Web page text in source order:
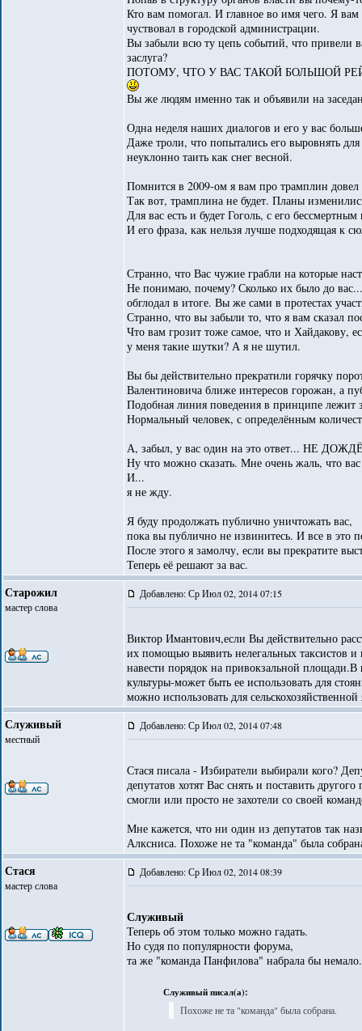
Кто вам помогал. И главное во имя чего. Я вам
чуствовал в городской администрации.
Вы забыли всю ту цепь событий, что привели
заслуга?
ПОТОМУ, ЧТО У ВАС ТАКОЙ БОЛЬШОЙ
Вы же людям именно так и объявили на
Одна неделя наших диалогов и его у вас
Даже троли, что попытались его выровнять
неуклонно таить как снег весной.
Помнится в 2009-ом я вам про трамплин
Так вот, трамплина не будет. Планы
Для вас есть и будет Гоголь, с его
И его фраза, как нельзя лучше подходящая к
Странно, что Вас чужие грабли на которые
Не понимаю, почему? Сколько их было до
обглодал в итоге. Вы же сами в протестах
Странно, что вы забыли то, что я вам сказал
Что вам грозит тоже самое, что и Хайдакову,
у меня такие шутки? А я не шутил.
Вы бы действительно прекратили горячку
Валентиновича ближе интересов горожан, а
Подобная линия поведения в принципе лежит
Нормальный человек, с определённым
А, забыл, у вас один на это ответ... НЕ
Ну что можно сказать. Мне очень жаль, что вас
И...
я не жду.
Я буду продолжать публично уничтожать вас,
пока вы публично не извинитесь. И все в это
После этого я замолчу, если вы прекратите
Теперь её решают за вас.
Старожил
мастер слова
Добавлено: Ср Июл 02, 2014 07:15
Виктор Имантович,если Вы действительно
их помощью выявить нелегальных таксистов
навести порядок на привокзальной
культуры-может быть ее использовать для
можно использовать для
Служивый
местный
Добавлено: Ср Июл 02, 2014 07:48
Стася писала - Избиратели выбирали кого?
депутатов хотят Вас снять и поставить
смогли или просто не захотели со своей
Мне кажется, что ни один из депутатов так
Алксниса. Похоже не та "команда" была
Стася
мастер слова
Добавлено: Ср Июл 02, 2014 08:39
Служивый
Теперь об этом только можно гадать.
Но судя по популярности форума,
та же "команда Панфилова" набрала бы немало.
Служивый писал(а):
Похоже не та "команда" была собрана.